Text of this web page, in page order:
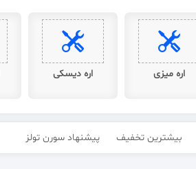
اره میزی اره دیسکی
بیشترین تخفیف پیشنهاد سورن تولز